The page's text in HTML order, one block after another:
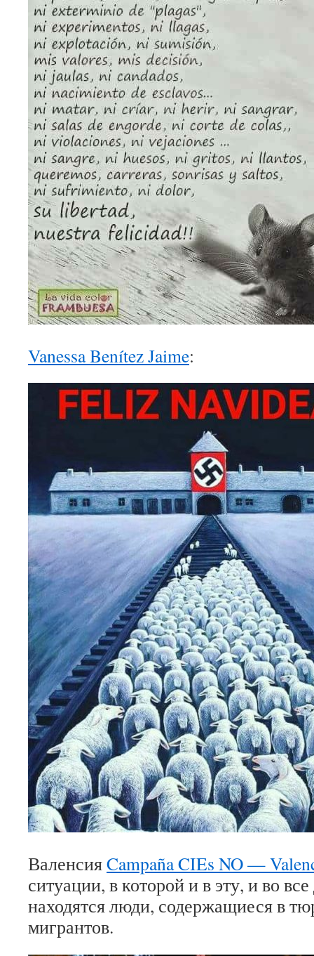
Vanessa Benítez Jaime:
ВаленсияCampaña CIEs NO —
ситуации, в которой и в эту, и во
находятся люди, содержащиеся в
мигрантов.